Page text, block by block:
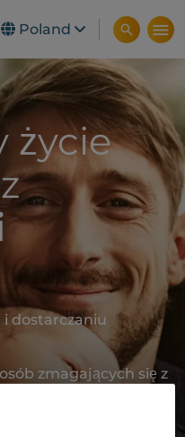
Poland
życie
i dostarczaniu
zmagających się z